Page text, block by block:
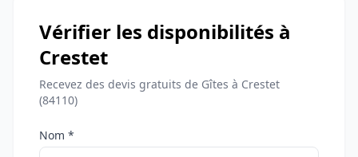
Vérifier les disponibilités à
Crestet
Recevez des devis gratuits de Gîtes à Crestet
(84110)
Nom *